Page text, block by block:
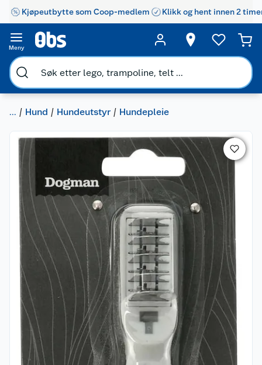
Kjøpeutbytte som Coop-medlem Klikk og hent innen 2
Meny
... Hund Hundeutstyr Hundepleie